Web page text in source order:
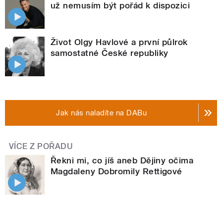
už nemusím být pořád k dispozici
Život Olgy Havlové a první půlrok
samostatné České republiky
Jak nás naladíte na DABu
VÍCE Z POŘADU
Řekni mi, co jíš aneb Dějiny očima
Magdaleny Dobromily Rettigové